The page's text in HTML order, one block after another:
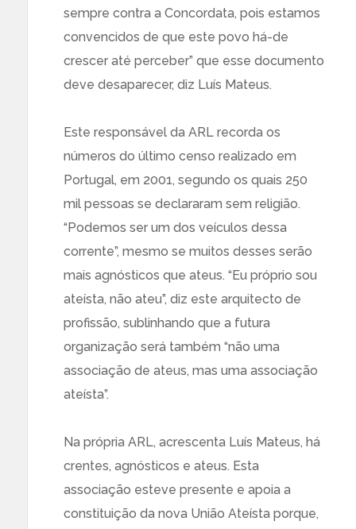
sempre contra a Concordata, pois estamos
convencidos de que este povo há-de
crescer até perceber” que esse documento
deve desaparecer, diz Luís Mateus.
Este responsável da ARL recorda os
números do último censo realizado em
Portugal, em 2001, segundo os quais 250
mil pessoas se declararam sem religião.
“Podemos ser um dos veículos dessa
corrente”, mesmo se muitos desses serão
mais agnósticos que ateus. “Eu próprio sou
ateísta, não ateu”, diz este arquitecto de
profissão, sublinhando que a futura
organização será também “não uma
associação de ateus, mas uma associação
ateísta”.
Na própria ARL, acrescenta Luís Mateus, há
crentes, agnósticos e ateus. Esta
associação esteve presente e apoia a
constituição da nova União Ateísta porque,